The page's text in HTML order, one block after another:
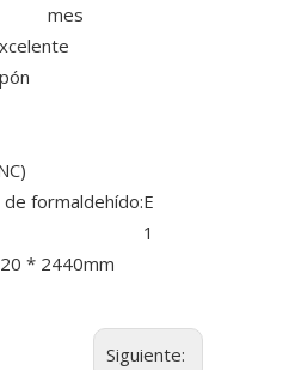
mes
formaldehído:E
1
* 2440mm
Siguiente: